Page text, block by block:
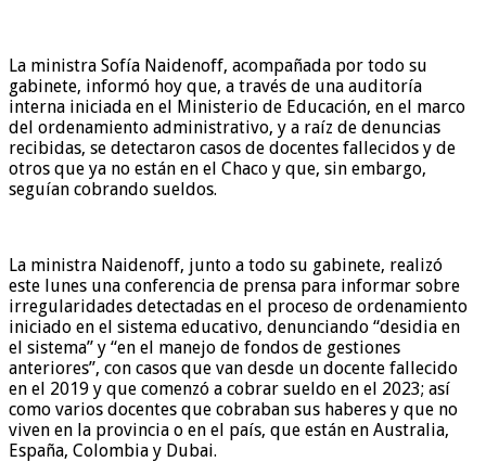
La ministra Sofía Naidenoff, acompañada por todo su
gabinete, informó hoy que, a través de una auditoría
interna iniciada en el Ministerio de Educación, en el marco
del ordenamiento administrativo, y a raíz de denuncias
recibidas, se detectaron casos de docentes fallecidos y de
otros que ya no están en el Chaco y que, sin embargo,
seguían cobrando sueldos.
La ministra Naidenoff, junto a todo su gabinete, realizó
este lunes una conferencia de prensa para informar sobre
irregularidades detectadas en el proceso de ordenamiento
iniciado en el sistema educativo, denunciando “desidia en
el sistema” y “en el manejo de fondos de gestiones
anteriores”, con casos que van desde un docente fallecido
en el 2019 y que comenzó a cobrar sueldo en el 2023; así
como varios docentes que cobraban sus haberes y que no
viven en la provincia o en el país, que están en Australia,
España, Colombia y Dubai.